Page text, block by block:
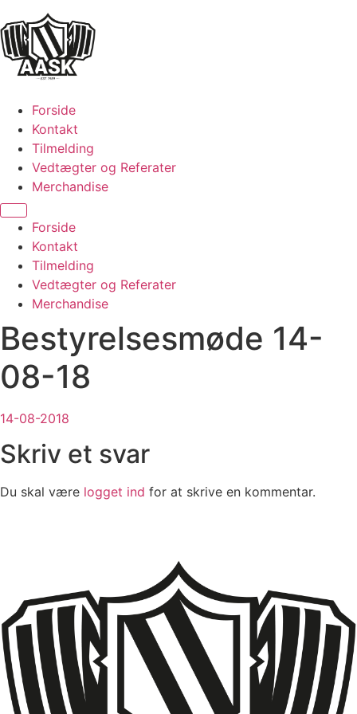
til
indhold
Forside
Kontakt
Tilmelding
Vedtægter og Referater
Merchandise
MenuForside
Kontakt
Tilmelding
Vedtægter og Referater
Merchandise
Bestyrelsesmøde 14-
08-18
14-08-2018
Skriv et svar
Du skal være logget ind for at skrive en kommentar.